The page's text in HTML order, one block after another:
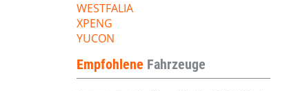
WESTFALIA
XPENG
YUCON
Empfohlene Fahrzeuge